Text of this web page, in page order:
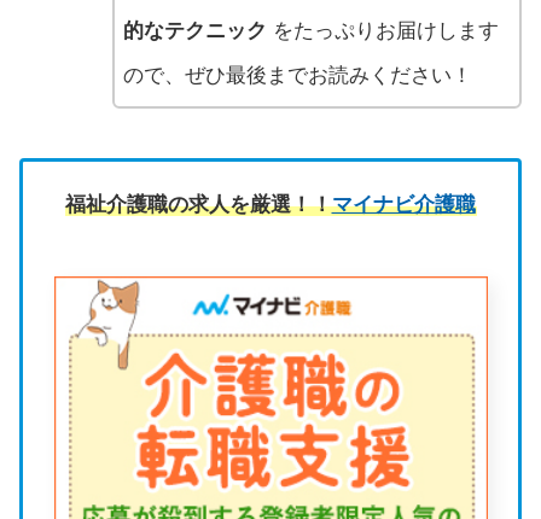
的なテクニック をたっぷりお届けします
ので、ぜひ最後までお読みください！
福祉介護職の求人を厳選！！マイナビ介護職